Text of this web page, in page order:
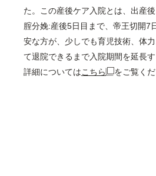
た。この産後ケア入院とは、出産
腟分娩:産後5日目まで、帝王切開7
安な方が、少しでも育児技術、体
て退院できるまで入院期間を延長す
詳細についてはこちら をご覧くだ